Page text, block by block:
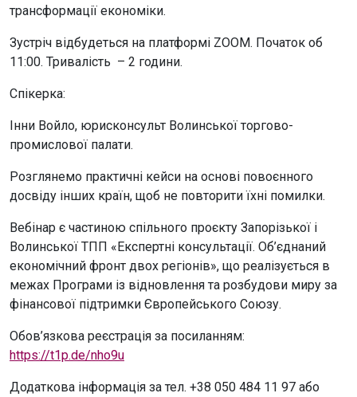
трансформації економіки.
Зустріч відбудеться на платформі ZOOM. Початок об
11:00. Тривалість – 2 години.
Спікерка:
Інни Войло, юрисконсульт Волинської торгово-
промислової палати.
Розглянемо практичні кейси на основі повоєнного
досвіду інших країн, щоб не повторити їхні помилки.
Вебінар є частиною спільного проєкту Запорізької і
Волинської ТПП «Експертні консультації. Об’єднаний
економічний фронт двох регіонів», що реалізується в
межах Програми із відновлення та розбудови миру за
фінансової підтримки Європейського Союзу.
Обов’язкова реєстрація за посиланням:
https://t1p.de/nho9u
Додаткова інформація за тел. +38 050 484 11 97 або